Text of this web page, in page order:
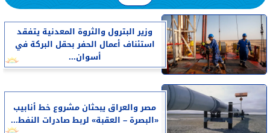
وزير البترول والثروة المعدنية يتفقد
استئناف أعمال الحفر بحقل البركة في
أسوان...
مصر والعراق يبحثان مشروع خط أنابيب
«البصرة – العقبة» لربط صادرات النفط...